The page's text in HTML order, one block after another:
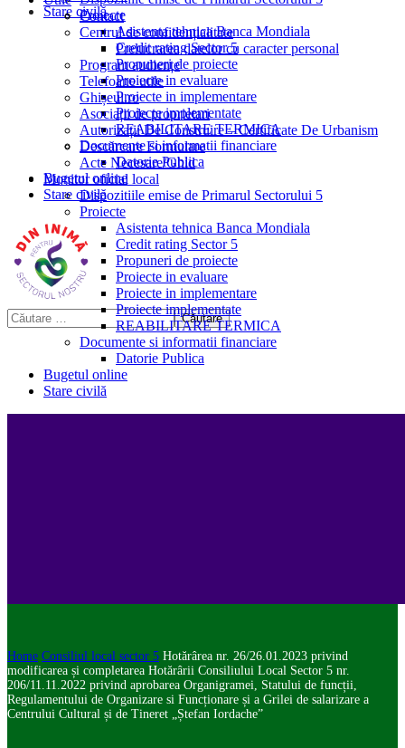
Stare civilă
Proiecte
Asistenta tehnica Banca Mondiala
Credit rating Sector 5
Propuneri de proiecte
Proiecte in evaluare
Proiecte in implementare
Proiecte implementate
REABILITARE TERMICA
Documente si informatii financiare
Datorie Publica
Bugetul online
Stare civilă
Contact
Centrul de confidențialitate
Prelucrarea datelor cu caracter personal
Program audiențe
Telefoane utile
Ghișeul.ro
Asociații de proprietari
Autorizații De Construire – Certificate De Urbanism
Descărcare Formulare
Acte Necesare/Ghid
Monitor oficial local
Dispozitiile emise de Primarul Sectorului 5
Proiecte
Asistenta tehnica Banca Mondiala
Credit rating Sector 5
Propuneri de proiecte
Proiecte in evaluare
Proiecte in implementare
Proiecte implementate
REABILITARE TERMICA
Documente si informatii financiare
Datorie Publica
Bugetul online
Stare civilă
Home Consiliul local sector 5 Hotărârea nr. 26/26.01.2023 privind
modificarea și completarea Hotărârii Consiliului Local Sector 5 nr.
206/11.11.2022 privind aprobarea Organigramei, Statului de funcții,
Regulamentului de Organizare si Funcționare și a Grilei de salarizare a
Centrului Cultural și de Tineret „Ștefan Iordache”